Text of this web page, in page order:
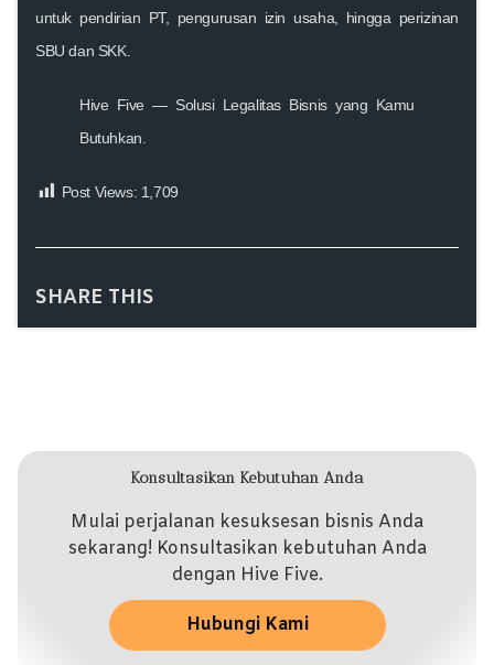
untuk pendirian PT, pengurusan izin usaha, hingga perizinan
SBU dan SKK.
Hive Five — Solusi Legalitas Bisnis yang Kamu
Butuhkan.
Post Views: 1,709
SHARE THIS
Konsultasikan Kebutuhan Anda
Mulai perjalanan kesuksesan bisnis Anda
sekarang! Konsultasikan kebutuhan Anda
dengan Hive Five.
Hubungi Kami